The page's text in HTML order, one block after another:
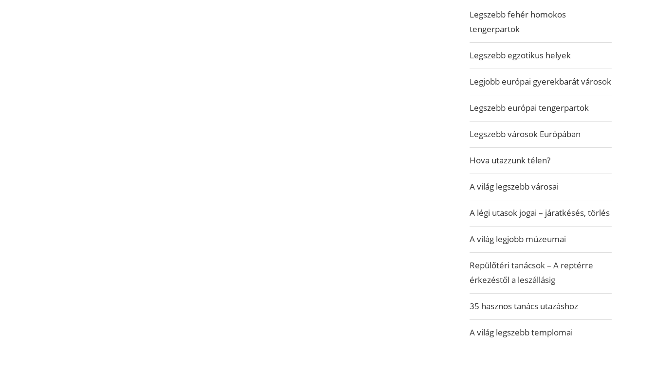
Legszebb fehér homokos
tengerpartok
Legszebb egzotikus helyek
Legjobb európai gyerekbarát városok
Legszebb európai tengerpartok
Legszebb városok Európában
Hova utazzunk télen?
A világ legszebb városai
A légi utasok jogai – járatkésés, törlés
A világ legjobb múzeumai
Repülőtéri tanácsok – A reptérre
érkezéstől a leszállásig
35 hasznos tanács utazáshoz
A világ legszebb templomai